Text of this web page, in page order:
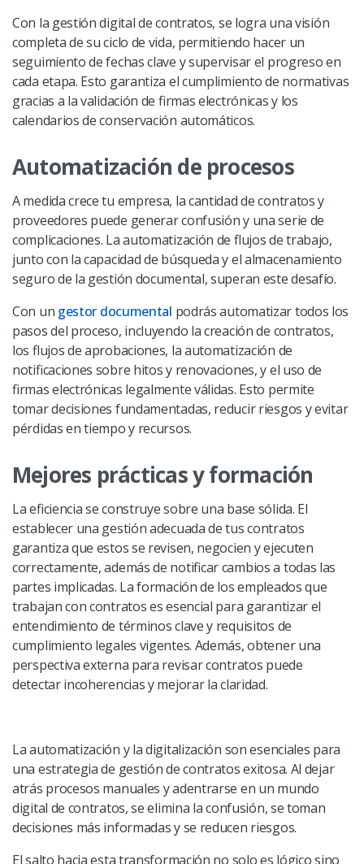
Con la gestión digital de contratos, se logra una visión
completa de su ciclo de vida, permitiendo hacer un
seguimiento de fechas clave y supervisar el progreso en
cada etapa. Esto garantiza el cumplimiento de normativas
gracias a la validación de firmas electrónicas y los
calendarios de conservación automáticos.
Automatización de procesos
A medida crece tu empresa, la cantidad de contratos y
proveedores puede generar confusión y una serie de
complicaciones. La automatización de flujos de trabajo,
junto con la capacidad de búsqueda y el almacenamiento
seguro de la gestión documental, superan este desafío.
Con un gestor documental podrás automatizar todos los
pasos del proceso, incluyendo la creación de contratos,
los flujos de aprobaciones, la automatización de
notificaciones sobre hitos y renovaciones, y el uso de
firmas electrónicas legalmente válidas. Esto permite
tomar decisiones fundamentadas, reducir riesgos y evitar
pérdidas en tiempo y recursos.
Mejores prácticas y formación
La eficiencia se construye sobre una base sólida. El
establecer una gestión adecuada de tus contratos
garantiza que estos se revisen, negocien y ejecuten
correctamente, además de notificar cambios a todas las
partes implicadas. La formación de los empleados que
trabajan con contratos es esencial para garantizar el
entendimiento de términos clave y requisitos de
cumplimiento legales vigentes. Además, obtener una
perspectiva externa para revisar contratos puede
detectar incoherencias y mejorar la claridad.
La automatización y la digitalización son esenciales para
una estrategia de gestión de contratos exitosa. Al dejar
atrás procesos manuales y adentrarse en un mundo
digital de contratos, se elimina la confusión, se toman
decisiones más informadas y se reducen riesgos.
El salto hacia esta transformación no solo es lógico sino